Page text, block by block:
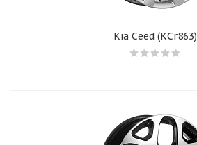
Kia Ceed (КСr863)